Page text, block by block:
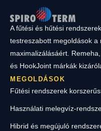
A fűtési és hűtési
testreszabott megoldások
maximalizálásáért.
és HookJoint márkák
MEGOLDÁSOK
Fűtési rendszerek
Használati melegvíz-
Hibrid és megújuló